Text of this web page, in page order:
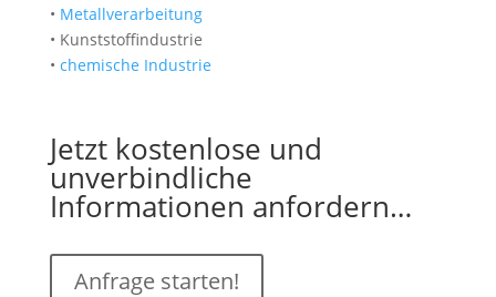
• Metallverarbeitung
• Kunststoffindustrie
• chemische Industrie
Jetzt kostenlose und
unverbindliche
Informationen anfordern…
Anfrage starten!